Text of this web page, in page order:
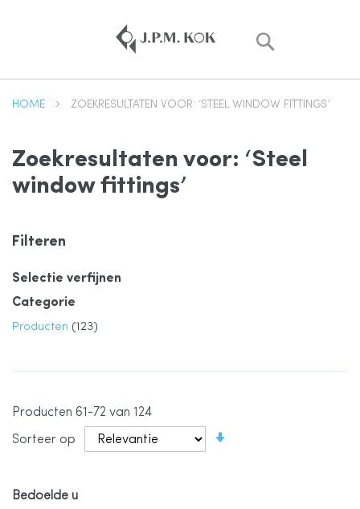
HOME ZOEKRESULTATEN VOOR: ‘STEEL WINDOW FITTINGS’
Zoekresultaten voor: ‘Steel
window fittings’
Producten 61 -72 van 124
Sorteer op
Bedoelde u
Filteren
Selectie verfijnen
Categorie
Producten 123
product